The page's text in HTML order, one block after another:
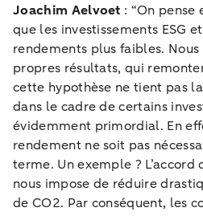
Joachim Aelvoet : “On pense
que les investissements ESG
rendements plus faibles. Nous
propres résultats, qui
cette hypothèse ne tient pas
dans le cadre de certains
évidemment primordial. En
rendement ne soit pas
terme. Un exemple ?
nous impose de réduire
de CO2. Par conséquent, les